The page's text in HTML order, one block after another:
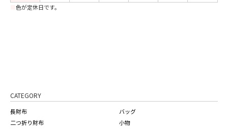
色が定休日です。
CATEGORY
長財布
二つ折り財布
バッグ
小物